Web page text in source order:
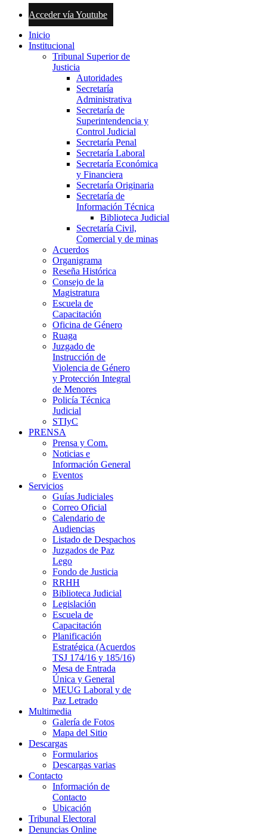
Acceder vía Youtube
Inicio
Institucional
Tribunal Superior de
Justicia
Autoridades
Secretaría
Administrativa
Secretaría de
Superintendencia y
Control Judicial
Secretaría Penal
Secretaría Laboral
Secretaría Económica
y Financiera
Secretaría Originaria
Secretaría de
Información Técnica
Biblioteca Judicial
Secretaría Civil,
Comercial y de minas
Acuerdos
Organigrama
Reseña Histórica
Consejo de la
Magistratura
Escuela de
Capacitación
Oficina de Género
Ruaga
Juzgado de
Instrucción de
Violencia de Género
y Protección Integral
de Menores
Policía Técnica
Judicial
STIyC
PRENSA
Prensa y Com.
Noticias e
Información General
Eventos
Servicios
Guías Judiciales
Correo Oficial
Calendario de
Audiencias
Listado de Despachos
Juzgados de Paz
Lego
Fondo de Justicia
RRHH
Biblioteca Judicial
Legislación
Escuela de
Capacitación
Planificación
Estratégica (Acuerdos
TSJ 174/16 y 185/16)
Mesa de Entrada
Única y General
MEUG Laboral y de
Paz Letrado
Multimedia
Galería de Fotos
Mapa del Sitio
Descargas
Formularios
Descargas varias
Contacto
Información de
Contacto
Ubicación
Tribunal Electoral
Denuncias Online